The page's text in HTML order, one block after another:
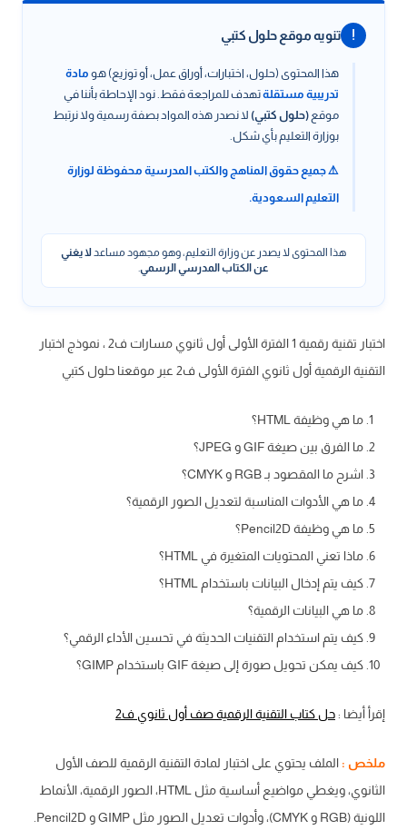
! تنويه موقع حلول كتبي
هذا المحتوى (حلول، اختبارات، أوراق عمل، أو توزيع) هو مادة
تدريبية مستقلةتهدف للمراجعة فقط. نود الإحاطة بأننا في
موقع (حلول كتبي) لا نصدر هذه المواد بصفة رسمية ولا نرتبط
بوزارة التعليم بأي شكل.
⚠️ جميع حقوق المناهج والكتب المدرسية محفوظة لوزارة
التعليم السعودية.
هذا المحتوى لا يصدر عن وزارة التعليم، وهو مجهود مساعدلا يغني
عن الكتاب المدرسي الرسمي.
اختبار تقنية رقمية 1 الفترة الأولى أول ثانوي مسارات ف2 ، نموذج اختبار
التقنية الرقمية أول ثانوي الفترة الأولى ف2 عبر موقعنا حلول كتبي
ما هي وظيفة HTML؟
ما الفرق بين صيغة GIF و JPEG؟
اشرح ما المقصود بـ RGB و CMYK؟
ما هي الأدوات المناسبة لتعديل الصور الرقمية؟
ما هي وظيفة Pencil2D؟
ماذا تعني المحتويات المتغيرة في HTML؟
كيف يتم إدخال البيانات باستخدام HTML؟
ما هي البيانات الرقمية؟
كيف يتم استخدام التقنيات الحديثة في تحسين الأداء الرقمي؟
كيف يمكن تحويل صورة إلى صيغة GIF باستخدام GIMP؟
إقرأ أيضا :حل كتاب التقنية الرقمية صف أول ثانوي ف2
ملخص : الملف يحتوي على اختبار لمادة التقنية الرقمية للصف الأول
الثانوي، ويغطي مواضيع أساسية مثل HTML، الصور الرقمية، الأنماط